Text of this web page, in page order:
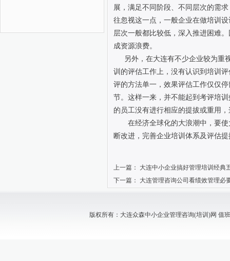
展，满足不同阶段、不同层次的需
往忽视这一点，一般企业在做培训
层次一般都比较低，深入推进困难
成资源浪费。
另外，在大连有不少企业较为重
训的评估工作上，没有认识到培训
评的方法单一，效果评估工作仅仅
节。这样一来，并不能起到考评培
的员工没有进行相应的提拔或重用
在经济全球化的大浪潮中，要
断改进，完善企业培训体系及评估
上一篇：
大连中小企业搞好管理培训经典
下一篇：
大连管理咨询公司看绩效管理必
版权所有：大连众森中小企业管理咨询(培训)网 值